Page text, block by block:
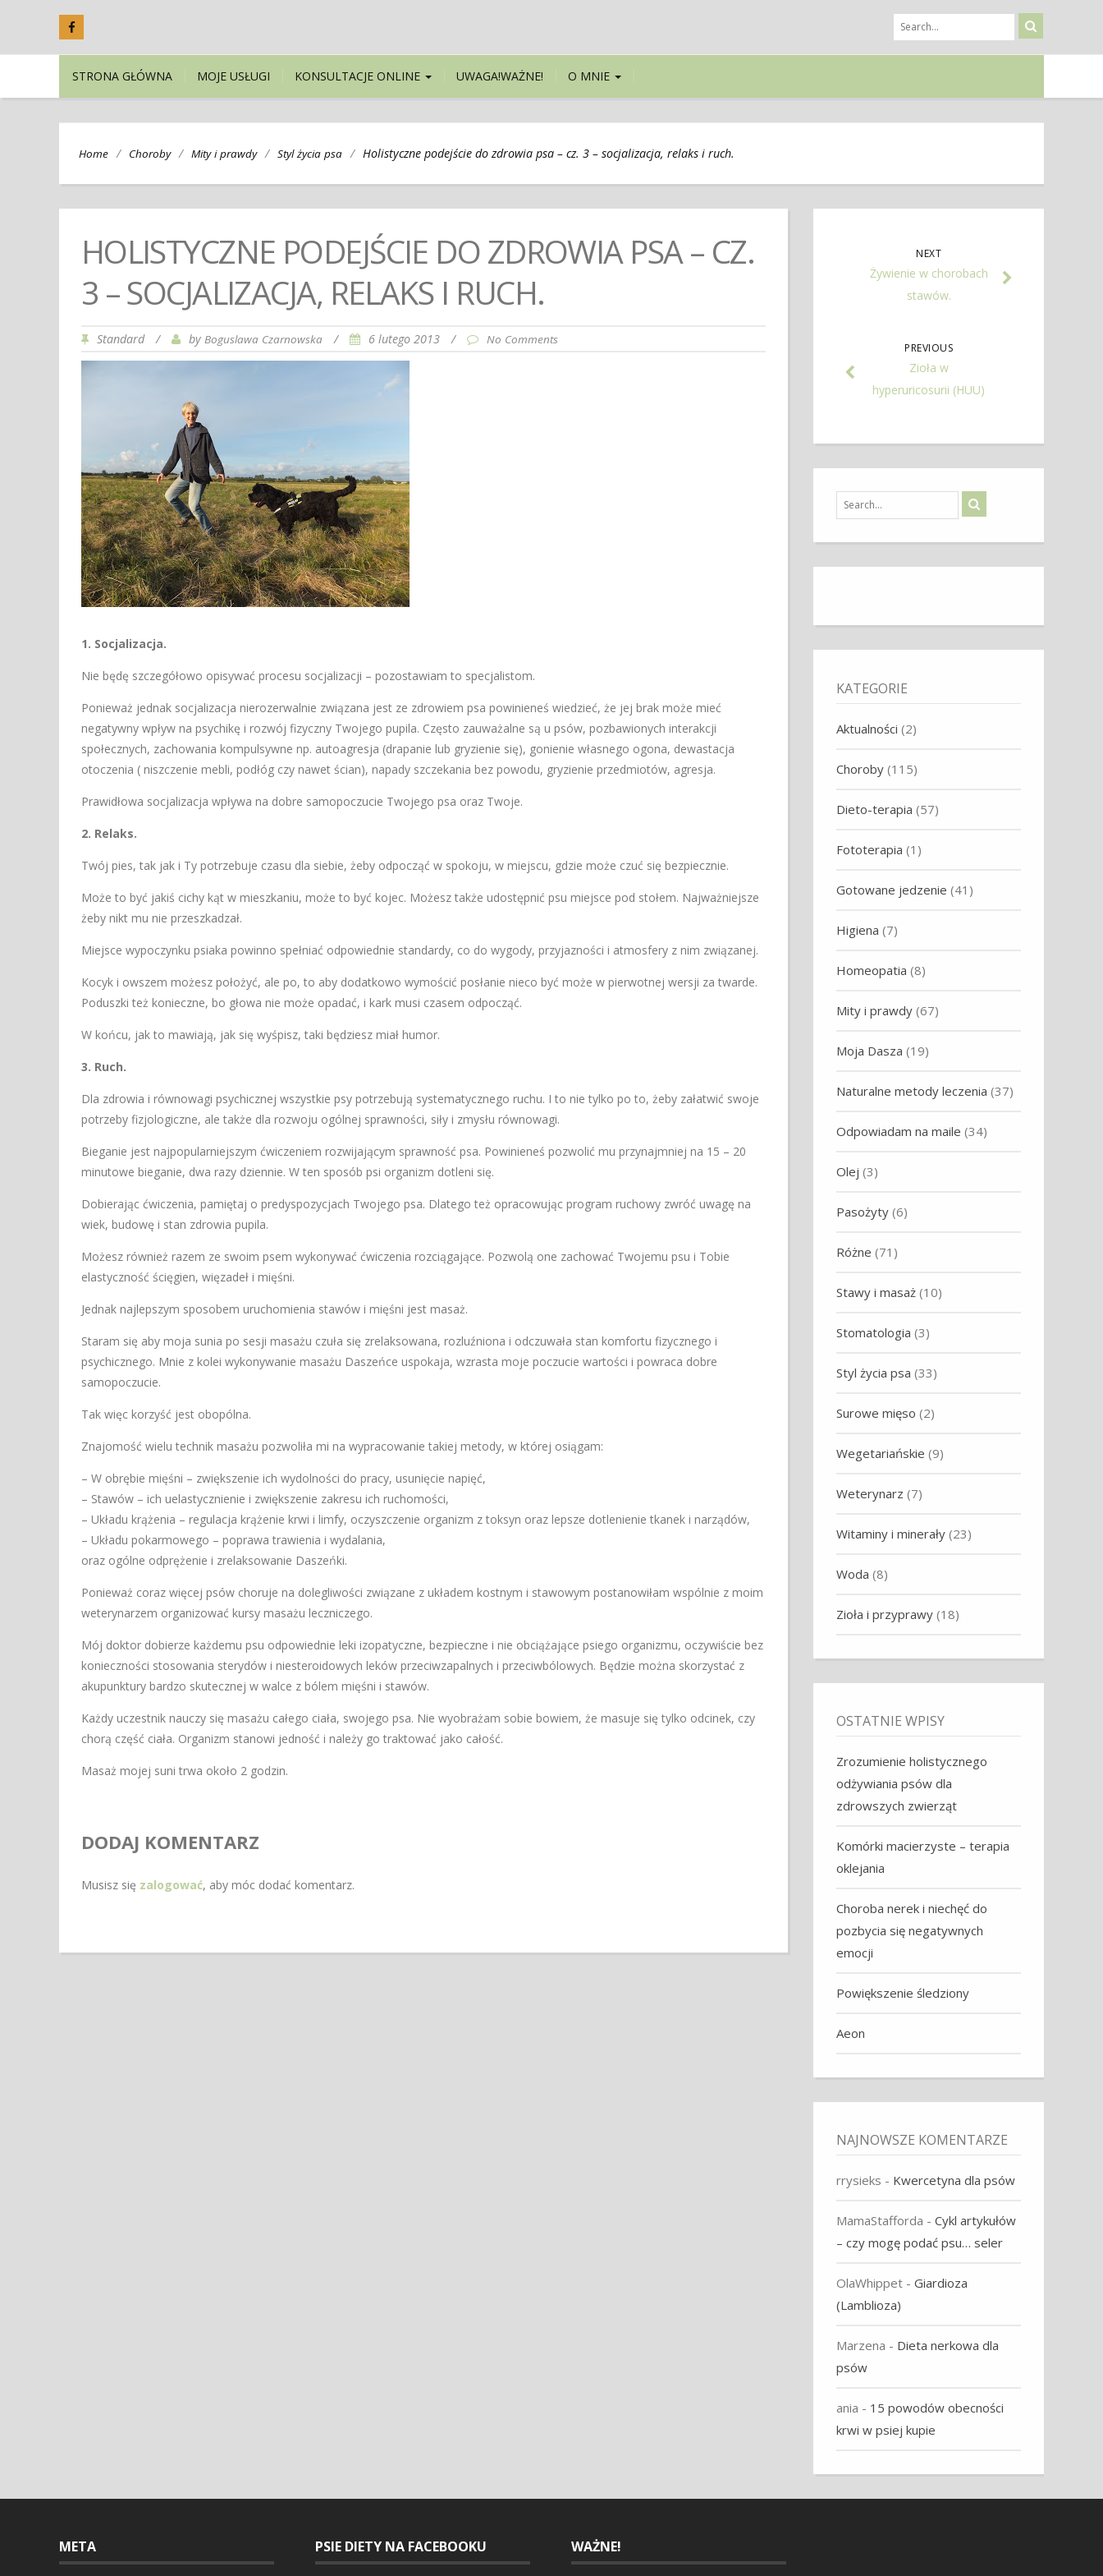
STRONA GŁÓWNA MOJE USŁUGI KONSULTACJE ONLINE UWAGA!WAŻNE! O MNIE
Home / Choroby / Mity i prawdy / Styl życia psa / Holistyczne podejście do zdrowia psa – cz. 3 – socjalizacja, relaks i ruch.
HOLISTYCZNE PODEJŚCIE DO ZDROWIA PSA – CZ.
3 – SOCJALIZACJA, RELAKS I RUCH.
Standard / by Boguslawa Czarnowska / 6 lutego 2013 / No Comments
1. Socjalizacja.
Nie będę szczegółowo opisywać procesu socjalizacji – pozostawiam to specjalistom.
Ponieważ jednak socjalizacja nierozerwalnie związana jest ze zdrowiem psa powinieneś wiedzieć, że jej brak może mieć
negatywny wpływ na psychikę i rozwój fizyczny Twojego pupila. Często zauważalne są u psów, pozbawionych interakcji
społecznych, zachowania kompulsywne np. autoagresja (drapanie lub gryzienie się), gonienie własnego ogona, dewastacja
otoczenia ( niszczenie mebli, podłóg czy nawet ścian), napady szczekania bez powodu, gryzienie przedmiotów, agresja.
Prawidłowa socjalizacja wpływa na dobre samopoczucie Twojego psa oraz Twoje.
2. Relaks.
Twój pies, tak jak i Ty potrzebuje czasu dla siebie, żeby odpocząć w spokoju, w miejscu, gdzie może czuć się bezpiecznie.
Może to być jakiś cichy kąt w mieszkaniu, może to być kojec. Możesz także udostępnić psu miejsce pod stołem. Najważniejsze
żeby nikt mu nie przeszkadzał.
Miejsce wypoczynku psiaka powinno spełniać odpowiednie standardy, co do wygody, przyjazności i atmosfery z nim związanej.
Kocyk i owszem możesz położyć, ale po, to aby dodatkowo wymościć posłanie nieco być może w pierwotnej wersji za twarde.
Poduszki też konieczne, bo głowa nie może opadać, i kark musi czasem odpocząć.
W końcu, jak to mawiają, jak się wyśpisz, taki będziesz miał humor.
3. Ruch.
Dla zdrowia i równowagi psychicz­nej wszystkie psy potrzebują sys­tematycznego ruchu. I to nie tylko po to, żeby załatwić swoje
potrze­by fizjologiczne, ale także dla rozwoju ogólnej sprawności, siły i zmysłu równowagi.
Bieganie jest najpopularniejszym ćwiczeniem rozwijającym sprawność psa. Powinieneś pozwolić mu przynajmniej na 15 – 20
minutowe bieganie, dwa razy dziennie. W ten sposób psi organizm dotleni się.
Dobierając ćwiczenia, pamiętaj o predyspozycjach Twojego psa. Dlatego też opracowując program ruchowy zwróć uwagę na
wiek, budowę i stan zdrowia pupila.
Możesz również razem ze swoim psem wykonywać ćwiczenia rozciągające. Pozwolą one zachować Twojemu psu i Tobie
elastyczność ścięgien, więzadeł i mięśni.
Jednak najlepszym sposobem uruchomienia stawów i mięśni jest masaż.
Staram się aby moja sunia po sesji masażu czuła się zrelaksowana, rozluźniona i odczuwała stan komfortu fizycznego i
psychicznego. Mnie z kolei wykonywanie masażu Daszeńce uspokaja, wzrasta moje poczucie wartości i powraca dobre
samopoczucie.
Tak więc korzyść jest obopólna.
Znajomość wielu technik masażu pozwoliła mi na wypracowanie takiej metody, w której osiągam:
– W obrębie mięśni – zwiększenie ich wydolności do pracy, usunięcie napięć,
– Stawów – ich uelastycznienie i zwiększenie zakresu ich ruchomości,
– Układu krążenia – regulacja krążenie krwi i limfy, oczyszczenie organizm z toksyn oraz lepsze dotlenienie tkanek i narządów,
– Układu pokarmowego – poprawa trawienia i wydalania,
oraz ogólne odprężenie i zrelaksowanie Daszeńki.
Ponieważ coraz więcej psów choruje na dolegliwości związane z układem kostnym i stawowym postanowiłam wspólnie z moim
weterynarzem organizować kursy masażu leczniczego.
Mój doktor dobierze każdemu psu odpowiednie leki izopatyczne, bezpieczne i nie obciążające psiego organizmu, oczywiście bez
konieczności stosowania sterydów i niesteroidowych leków przeciwzapalnych i przeciwbólowych. Będzie można skorzystać z
akupunktury bardzo skutecznej w walce z bólem mięśni i stawów.
Każdy uczestnik nauczy się masażu całego ciała, swojego psa. Nie wyobrażam sobie bowiem, że masuje się tylko odcinek, czy
chorą część ciała. Organizm stanowi jedność i należy go traktować jako całość.
Masaż mojej suni trwa około 2 godzin.
DODAJ KOMENTARZ
Musisz się zalogować, aby móc dodać komentarz.
NEXT
Żywienie w chorobach
stawów.
PREVIOUS
Zioła w
hyperuricosurii (HUU)
KATEGORIE
Aktualności (2)
Choroby (115)
Dieto-terapia (57)
Fototerapia (1)
Gotowane jedzenie (41)
Higiena (7)
Homeopatia (8)
Mity i prawdy (67)
Moja Dasza (19)
Naturalne metody leczenia (37)
Odpowiadam na maile (34)
Olej (3)
Pasożyty (6)
Różne (71)
Stawy i masaż (10)
Stomatologia (3)
Styl życia psa (33)
Surowe mięso (2)
Wegetariańskie (9)
Weterynarz (7)
Witaminy i minerały (23)
Woda (8)
Zioła i przyprawy (18)
OSTATNIE WPISY
Zrozumienie holistycznego
odżywiania psów dla
zdrowszych zwierząt
Komórki macierzyste – terapia
oklejania
Choroba nerek i niechęć do
pozbycia się negatywnych
emocji
Powiększenie śledziony
Aeon
NAJNOWSZE KOMENTARZE
rrysieks - Kwercetyna dla psów
MamaStafforda -Cykl artykułów
– czy mogę podać psu… seler
OlaWhippet -Giardioza
(Lamblioza)
Marzena - Dieta nerkowa dla
psów
ania - 15 powodów obecności
krwi w psiej kupie
META PSIE DIETY NA FACEBOOKU WAŻNE!